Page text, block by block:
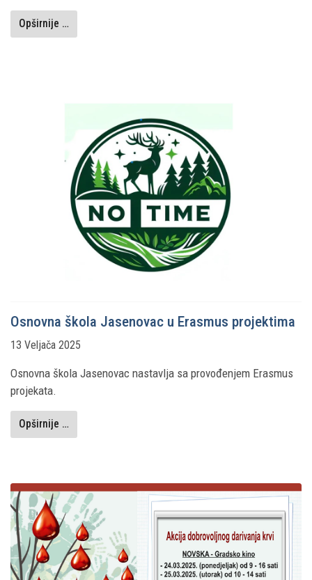
Opširnije …
Osnovna škola Jasenovac u Erasmus projektima
13 Veljača 2025
Osnovna škola Jasenovac nastavlja sa provođenjem Erasmus
projekata.
Opširnije …